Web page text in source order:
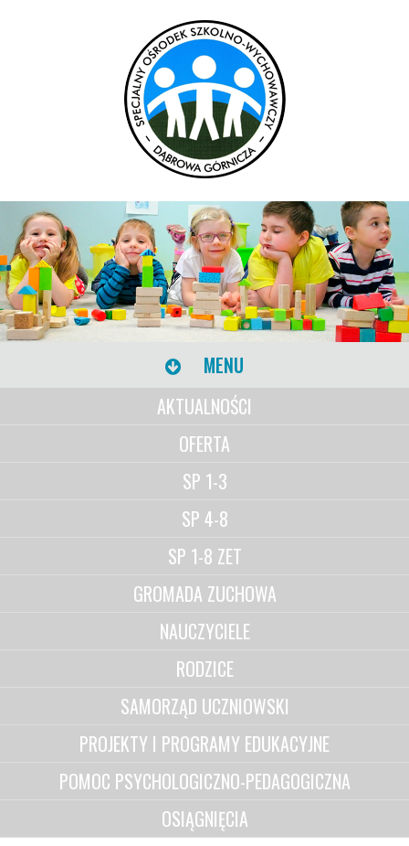
MENU
AKTUALNOŚCI
OFERTA
SP 1-3
SP 4-8
SP 1-8 ZET
GROMADA ZUCHOWA
NAUCZYCIELE
RODZICE
SAMORZĄD UCZNIOWSKI
PROJEKTY I PROGRAMY EDUKACYJNE
POMOC PSYCHOLOGICZNO-PEDAGOGICZNA
OSIĄGNIĘCIA